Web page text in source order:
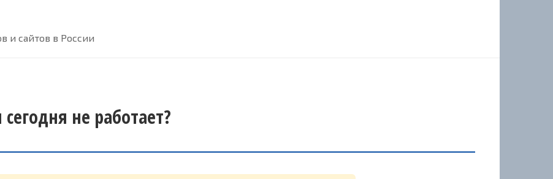
и сайтов в России
не работает?